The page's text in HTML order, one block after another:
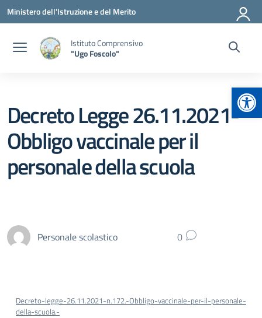
Vai ai contenuti
Vai al menu di navigazione
Vai al footer
Ministero dell'Istruzione e del Merito
Istituto Comprensivo
"Ugo Foscolo"
Decreto Legge 26.11.2021-
Obbligo vaccinale per il
personale della scuola
Personale scolastico 0
Decreto-legge-26.11.2021-n.172.-Obbligo-vaccinale-per-il-personale-
della-scuola.-